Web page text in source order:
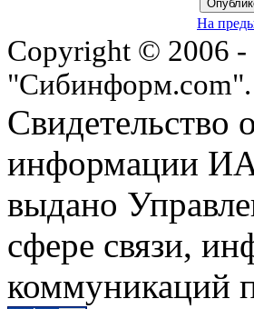
На
Copyright © 2006 -
"Сибинформ.com".
Свидетельство
информации
выдано
сфере связи,
коммуникаций